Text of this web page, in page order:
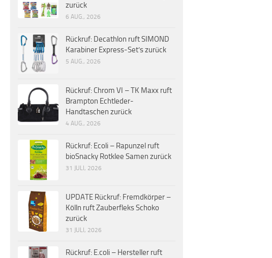
zurück
6 AUG., 2026
Rückruf: Decathlon ruft SIMOND
Karabiner Express-Set’s zurück
5 AUG., 2026
Rückruf: Chrom VI – TK Maxx ruft
Brampton Echtleder-
Handtaschen zurück
4 AUG., 2026
Rückruf: Ecoli – Rapunzel ruft
bioSnacky Rotklee Samen zurück
31 JULI, 2026
UPDATE Rückruf: Fremdkörper –
Kölln ruft Zauberfleks Schoko
zurück
31 JULI, 2026
Rückruf: E.coli – Hersteller ruft